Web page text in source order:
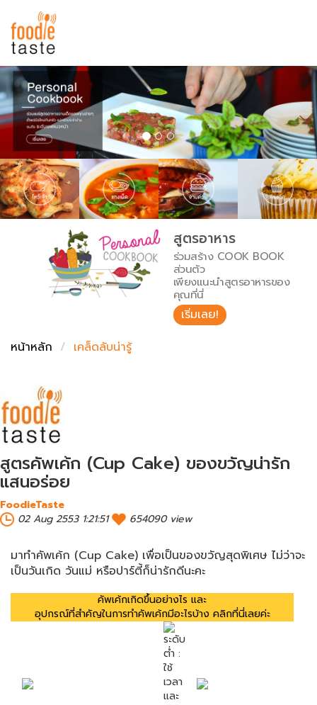
สูตรอาหาร
สูตรอาหารล่าสุด
Top Foodie
พาไปชิม
สารพันก้นครัว
เคล็ดลับน่ารู้
เปรียบเทียบหน่วยการตวง
เปรียบเทียบอุณหภูมิ
เปรียบเทียบน้ำหนักวัตถุดิบ
FoodPedia
สร้าง Cookbook
สูตรอาหาร
ร่วมสร้าง COOK BOOK
ส่วนตัว
เพียงแนะนำสูตรอาหารของ
คุณที่นี่
เริ่มเลย!
หน้าหลัก
เคล็ดลับน่ารู้
สูตรคัพเค้ก (Cup Cake) ของขวัญน่ารัก
แสนอร่อย
FoodieTaste
02 Aug 2553 1:21:51
654090 view
มาทำคัพเค้ก (Cup Cake) เพื่อเป็นของขวัญสุดพิเศษ ไม่ว่าจะ
เป็นวันเกิด วันแม่ หรือปาร์ตี้ก็น่ารักดีนะคะ
คัพเค้กเกิดขึ้นอย่างไร และ
อุปกรณ์ที่สำคัญในการทำคัพเค้กมีอะไรบ้าง คลิกที่นี่เลยค่ะ